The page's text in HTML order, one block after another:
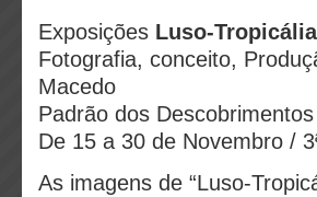
Exposições Luso-Tropicália
Fotografia, conceito,
Macedo
Padrão dos Descobrimentos
De 15 a 30 de Novembro /
As imagens de “Luso-